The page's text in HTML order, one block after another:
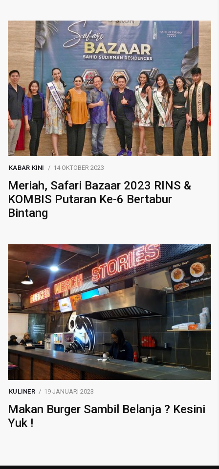
KABAR KINI 14 OKTOBER 2023
Meriah, Safari Bazaar 2023 RINS &
KOMBIS Putaran Ke-6 Bertabur
Bintang
KULINER 19 JANUARI 2023
Makan Burger Sambil Belanja ? Kesini
Yuk !